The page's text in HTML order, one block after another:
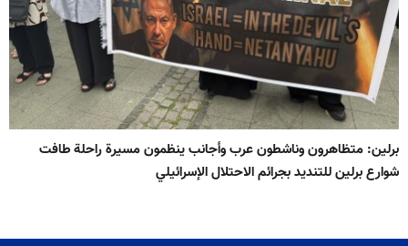
برلين: متظاهرون وناشطون عرب وأجانب ينظمون مسيرة راحلة طافت
شوارع برلين للتنديد بجرائم الاحتلال الإسرائيلي